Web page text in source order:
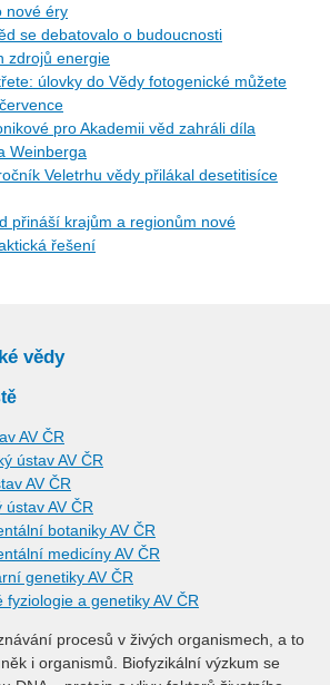
nové éry
se debatovalo o budoucnosti
zdrojů energie
úlovky do Vědy fotogenické můžete
pro Akademii věd zahráli díla
Weinberga
Veletrhu vědy přilákal desetitisíce
přináší krajům a regionům nové
řešení
vědy
AV ČR
ústav AV ČR
AV ČR
ústav AV ČR
botaniky AV ČR
medicíny AV ČR
genetiky AV ČR
fyziologie a genetiky AV ČR
procesů v živých organismech, a to
i organismů. Biofyzikální výzkum se